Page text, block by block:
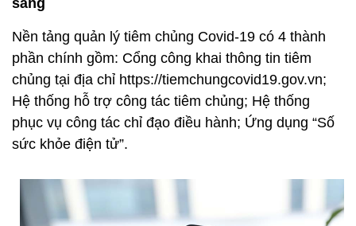
sàng
Nền tảng quản lý tiêm chủng Covid-19 có 4 thành
phần chính gồm: Cổng công khai thông tin tiêm
chủng tại địa chỉ https://tiemchungcovid19.gov.vn;
Hệ thống hỗ trợ công tác tiêm chủng; Hệ thống
phục vụ công tác chỉ đạo điều hành; Ứng dụng “Số
sức khỏe điện tử”.